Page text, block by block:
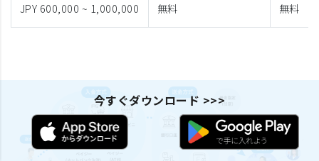
JPY 600,000 ~ 1,000,000 無料 無料
今すぐダウンロード >>>